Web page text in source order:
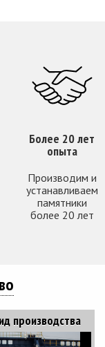
Более 20 лет
опыта
Производим и
устанавливаем
памятники
более 20 лет
производства